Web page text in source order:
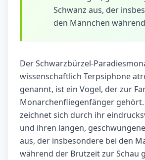
Schwanz aus, der
den Männchen
Der Schwarzbürzel-
wissenschaftlich Terpsiphone
genannt, ist ein Vogel, der zur
Monarchenfliegenfänger gehört.
zeichnet sich durch ihr
und ihren langen,
aus, der insbesondere bei den
während der Brutzeit zur Schau